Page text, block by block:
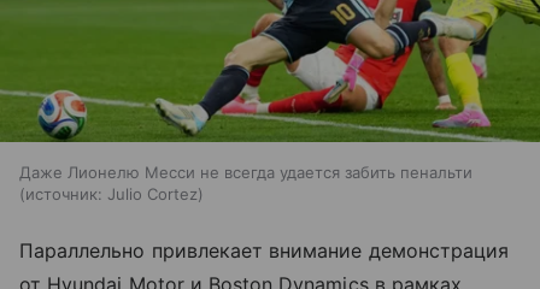
Даже Лионелю Месси не всегда удается забить пенальти
источник: Julio Cortez
Параллельно привлекает внимание демонстрация
от Hyundai Motor и Boston Dynamics в рамках